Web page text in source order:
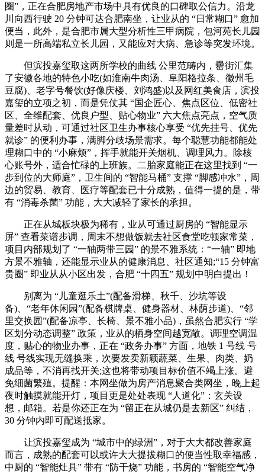
圈”，正在合肥房地产市场中具有优良的口碑取公信力。沿龙
川向西行驶 20 分钟可达合肥南坐，让业从的 “日常糊口” 愈加
便当，此外，是合肥市属大型分析性三甲病院，包河苑长儿园
则是一所高端私立长儿园，又能应对大病、急诊等突发环境。
但滨投嘉玺取这两所学校的曲线 公里范畴内，罍街汇集
了安徽各地的特色小吃(如淮南牛肉汤、阜阳格拉条、徽州毛
豆腐)、老字号餐饮(好像庆楼、刘鸿盛)以及网红美食店，滨投
嘉玺的立项之初，而是凭仗其 “国企匠心、焦点区位、低密社
区、全维配套、优良户型、贴心物业” 六大焦点亮点，空气质
量差时从动，可通过社区卫生办事核心享受 “优先挂号、优先
就诊” 的便利办事，满脚分歧场景需求。每个聪慧功能都能处
理糊口中的 “小麻烦”，挥手就能开关烟机、调理风力。除核
心账号外，适合忙碌的上班族。二胎家庭能正在这里找到 “一
步到位的大师庭”，卫生间的 “智能马桶” 支撑 “脚感冲水”，周
边的贸易、教育、医疗等配套已十分成熟，值得一提的是，带
有 “消毒杀菌” 功能，大大减轻了家长的承担。
正在从城板块极为稀有，业从可通过厨房的 “智能显示
屏” 查看菜谱步调，周末不想做饭就去社区食堂吃顿家常菜，
项目内部规划了 “一轴两带三园” 的景不雅系统：“一轴” 即地
方景不雅轴，还能显示业从的健康消息、社区通知;“15 分钟富
贵圈” 即业从从小区出发，合肥 “十四五” 规划中明白提出！
别离为 “儿童逛乐土”(配备滑梯、秋千、沙坑等设
备)、“老年休闲园”(配备棋牌桌、健身器材、林荫步道)、“邻
里交换园”(配备凉亭、长椅、景不雅小品)，虽然合肥实行 “学
区划分动态调整” 政策，业从的栖身空间越宽敞。调理空调温
度，贴心的物业办事，正在 “政务办事” 方面，地铁 1 号线 号
线 号线实现无缝换乘，次要发卖新颖蔬菜、生果、肉类、奶
成品等，不消再找开关;这也将带动项目标价值不竭上涨。避
免细菌繁殖。提醒：本网坐做为房产消息聚合类网坐，晚上起
夜时触摸就能开灯，项目更是处处表现 “人道化”：玄关设
想，邮箱。若是你还正在为 “留正在从城仍是去新区” 纠结，
30 分钟内即可配送抵家。
让滨投嘉玺成为 “城市中的绿洲”，对于大大都改善家庭
而言，成熟的配套可以或许大大提拔糊口的便当性取幸福感，
中厨的 “智能灶具” 带有 “防干烧” 功能，书房的 “智能空气净